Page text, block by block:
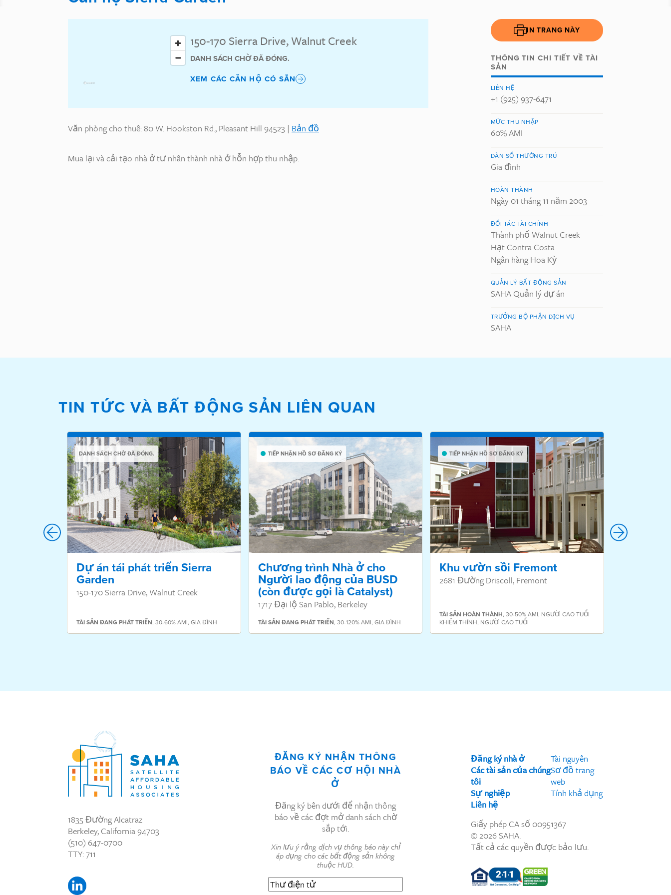
150-170 Sierra Drive, Walnut Creek
DANH SÁCH CHỜ ĐÃ ĐÓNG.
XEM CÁC CĂN HỘ CÓ SẴN
IN TRANG NÀY
THÔNG TIN CHI TIẾT VỀ TÀI
SẢN
LIÊN HỆ
+1 (925) 937-6471
MỨC THU NHẬP
60% AMI
DÂN SỐ THƯỜNG TRÚ
Gia đình
HOÀN THÀNH
Ngày 01 tháng 11 năm 2003
ĐỐI TÁC TÀI CHÍNH
Thành phố Walnut Creek
Hạt Contra Costa
Ngân hàng Hoa Kỳ
QUẢN LÝ BẤT ĐỘNG SẢN
SAHA Quản lý dự án
TRƯỞNG BỘ PHẬN DỊCH VỤ
SAHA
Văn phòng cho thuê: 80 W. Hookston Rd., Pleasant Hill 94523 | Bản đồ
Mua lại và cải tạo nhà ở tư nhân thành nhà ở hỗn hợp thu nhập.
TIN TỨC VÀ BẤT ĐỘNG SẢN LIÊN QUAN
DANH SÁCH CHỜ ĐÃ ĐÓNG.
Dự án tái phát triển Sierra
Garden
150-170 Sierra Drive, Walnut Creek
TÀI SẢN ĐANG PHÁT TRIỂN, 30-60% AMI, GIA ĐÌNH
TIẾP NHẬN HỒ SƠ ĐĂNG KÝ
Chương trình Nhà ở cho
Người lao động của BUSD
(còn được gọi là Catalyst)
1717 Đại lộ San Pablo, Berkeley
TÀI SẢN ĐANG PHÁT TRIỂN, 30-120% AMI, GIA ĐÌNH
TIẾP NHẬN HỒ SƠ ĐĂNG KÝ
Khu vườn sồi Fremont
2681 Đường Driscoll, Fremont
TÀI SẢN HOÀN THÀNH,30-50% AMI, NGƯỜI CAO TUỔI
KHIẾM THÍNH, NGƯỜI CAO TUỔI
1835 Đường Alcatraz
Berkeley, California 94703
(510) 647-0700
TTY: 711
ĐĂNG KÝ NHẬN THÔNG
BÁO VỀ CÁC CƠ HỘI NHÀ
Ở
Đăng ký bên dưới để nhận thông
báo về các đợt mở danh sách chờ
sắp tới.
Xin lưu ý rằng dịch vụ thông báo này chỉ
áp dụng cho các bất động sản không
thuộc HUD.
Thư
Đăng ký nhà ở
Các tài sản của chúng
tôi
Sự nghiệp
Liên hệ
Tài nguyên
Sơ đồ trang
web
Tính khả dụng
Giấy phép CA số 00951367
© 2026 SAHA.
Tất cả các quyền được bảo lưu.